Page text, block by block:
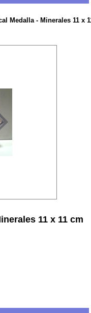
Medalla - Minerales 11 x
11 x 11 cm